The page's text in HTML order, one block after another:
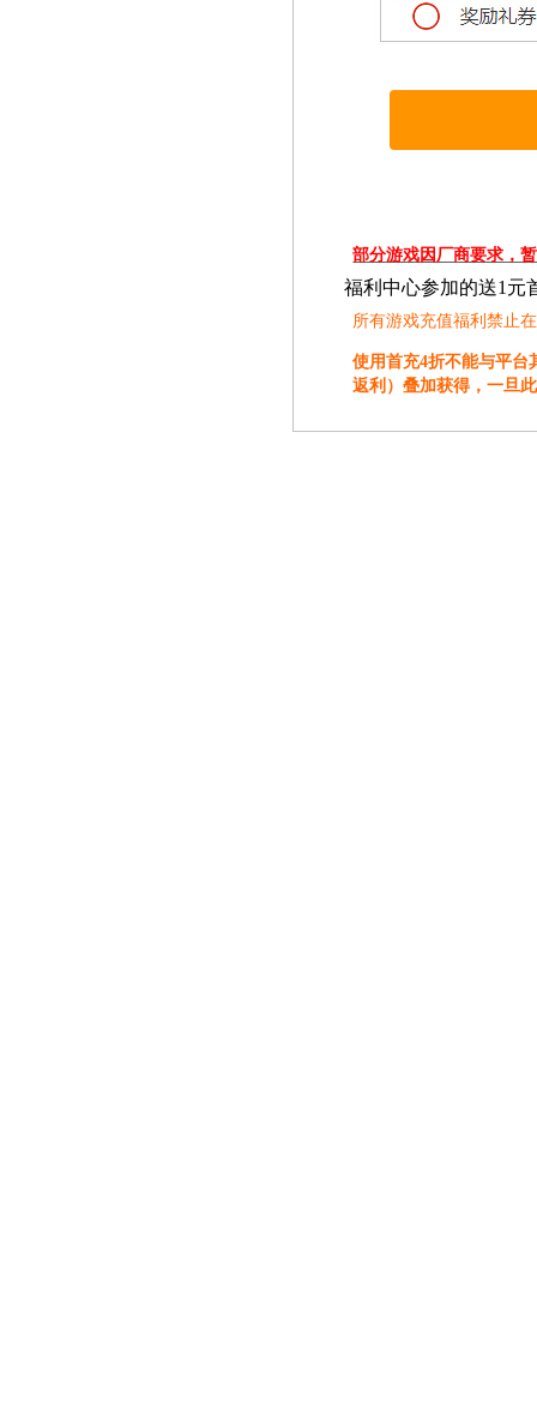
部分游戏因厂商要求，
福利中心参加的送1元
所有游戏充值福利禁止
使用首充4折不能与平台
返利）叠加获得，一旦